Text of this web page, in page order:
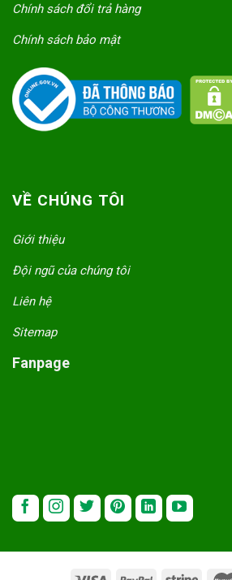
Chính sách đổi trả hàng
Chính sách bảo mật
VỀ CHÚNG TÔI
Giới thiệu
Đội ngũ của chúng tôi
Liên hệ
Sitemap
Fanpage